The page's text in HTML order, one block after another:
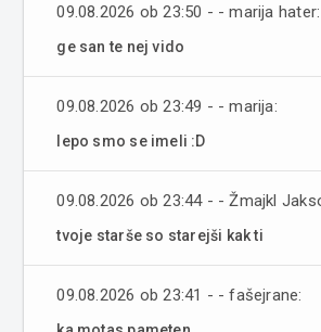
09.08.2026 ob 23:50 - - marija hater:
ge san te nej vido
09.08.2026 ob 23:49 - - marija:
lepo smo se imeli :D
09.08.2026 ob 23:44 - - Žmajkl
tvoje starše so starejši kak ti
09.08.2026 ob 23:41 - - fašejrane: